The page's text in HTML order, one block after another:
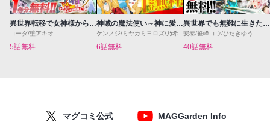
異世界転移で女神様から祝福を！～いえ、手持ちの異能があるので結構です～@COMIC
コーダ/壁アキオ
5話無料
神域の魔法使い～神に愛された落第生は魔法学院へ通う～
ケンノジ/ミヤカミヨロズ/乃希
6話無料
異世界でも無難に生きたい症候群
安泰/笹峰コウ/ひたきゆう
40話無料
マグコミ公式 MAGGarden Info